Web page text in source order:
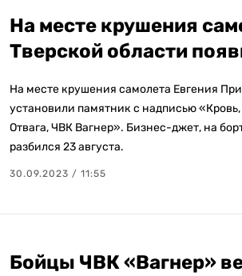
На месте крушения
Тверской области
На месте крушения самолета Евгения
установили памятник с надписью
Отвага, ЧВК Вагнер». Бизнес-джет, на
разбился 23 августа.
30.09.2023 / 11:55
Бойцы ЧВК «Вагнер»